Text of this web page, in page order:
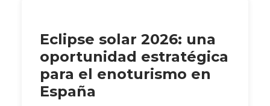
Eclipse solar 2026: una
oportunidad estratégica
para el enoturismo en
España